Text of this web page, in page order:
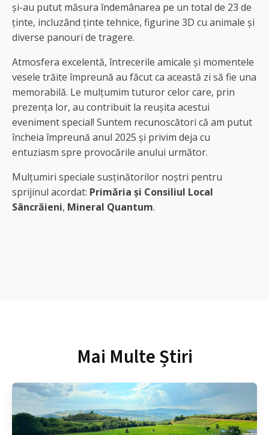
și-au putut măsura îndemânarea pe un total de 23 de
ținte, incluzând ținte tehnice, figurine 3D cu animale și
diverse panouri de tragere.
Atmosfera excelentă, întrecerile amicale și momentele
vesele trăite împreună au făcut ca această zi să fie una
memorabilă. Le mulțumim tuturor celor care, prin
prezența lor, au contribuit la reușita acestui
eveniment special! Suntem recunoscători că am putut
încheia împreună anul 2025 și privim deja cu
entuziasm spre provocările anului următor.
Mulțumiri speciale susținătorilor noștri pentru
sprijinul acordat: Primăria și Consiliul Local
Sâncrăieni, Mineral Quantum.
Mai Multe Știri